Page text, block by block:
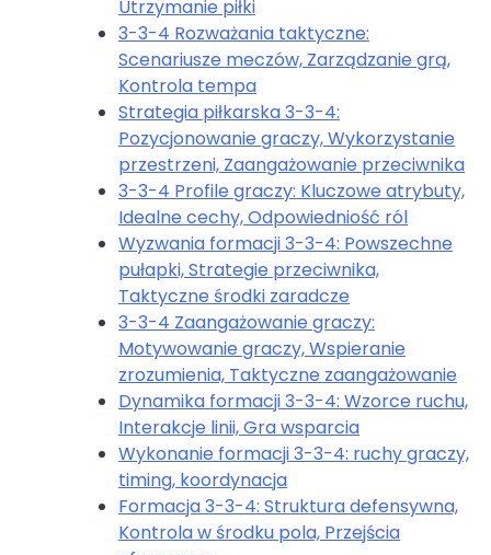
Utrzymanie piłki
3-3-4 Rozważania taktyczne:
Scenariusze meczów, Zarządzanie grą,
Kontrola tempa
Strategia piłkarska 3-3-4:
Pozycjonowanie graczy, Wykorzystanie
przestrzeni, Zaangażowanie przeciwnika
3-3-4 Profile graczy: Kluczowe atrybuty,
Idealne cechy, Odpowiedniość ról
Wyzwania formacji 3-3-4: Powszechne
pułapki, Strategie przeciwnika,
Taktyczne środki zaradcze
3-3-4 Zaangażowanie graczy:
Motywowanie graczy, Wspieranie
zrozumienia, Taktyczne zaangażowanie
Dynamika formacji 3-3-4: Wzorce ruchu,
Interakcje linii, Gra wsparcia
Wykonanie formacji 3-3-4: ruchy graczy,
timing, koordynacja
Formacja 3-3-4: Struktura defensywna,
Kontrola w środku pola, Przejścia